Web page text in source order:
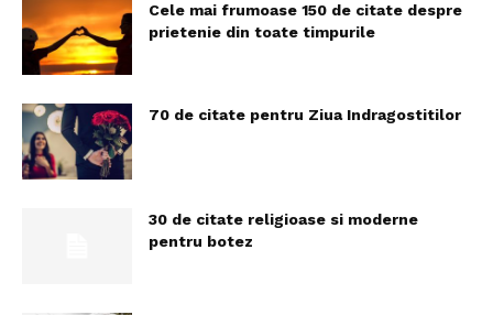
Cele mai frumoase 150 de citate despre
prietenie din toate timpurile
70 de citate pentru Ziua Indragostitilor
30 de citate religioase si moderne
pentru botez